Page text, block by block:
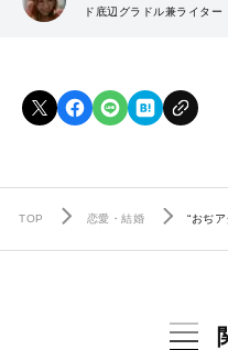
ド底辺グラドル兼ライター
TOP 恋愛・結婚 “おぢ